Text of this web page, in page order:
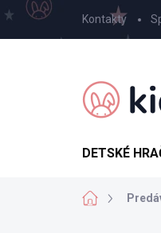
Prejsť
na
obsah
Kontakty
DETSKÉ
Domov